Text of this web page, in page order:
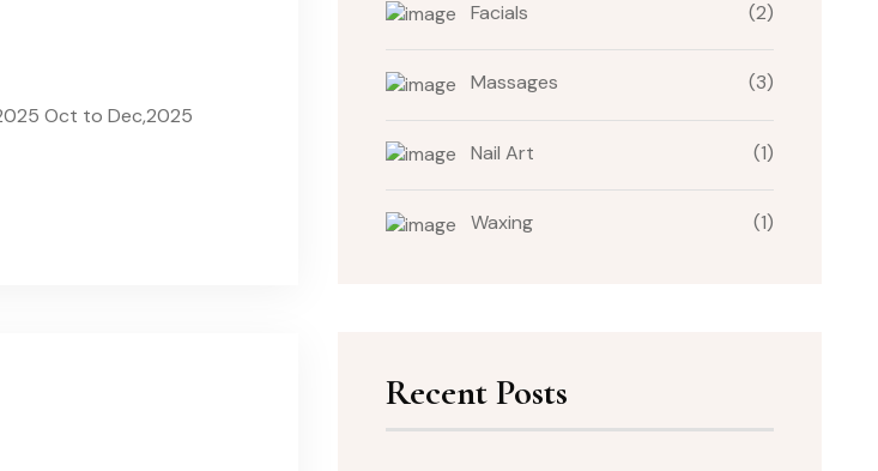
Oct to Dec,2025
Facials (2)
Massages (3)
Nail Art (1)
Waxing (1)
Recent Posts